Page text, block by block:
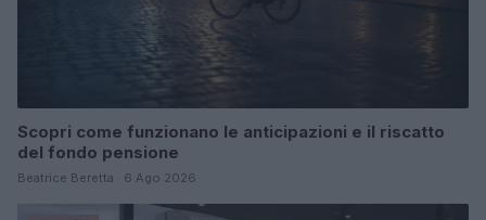
Scopri come funzionano le anticipazioni e il riscatto
del fondo pensione
Beatrice Beretta · 6 Ago 2026